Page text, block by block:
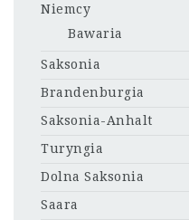
Niemcy
Bawaria
Saksonia
Brandenburgia
Saksonia-Anhalt
Turyngia
Dolna Saksonia
Saara